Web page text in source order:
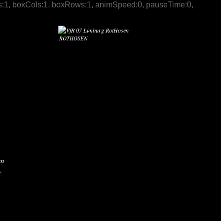
boxCols:1, boxRows:1, animSpeed:0, pauseTime:0,
ROTHOSEN